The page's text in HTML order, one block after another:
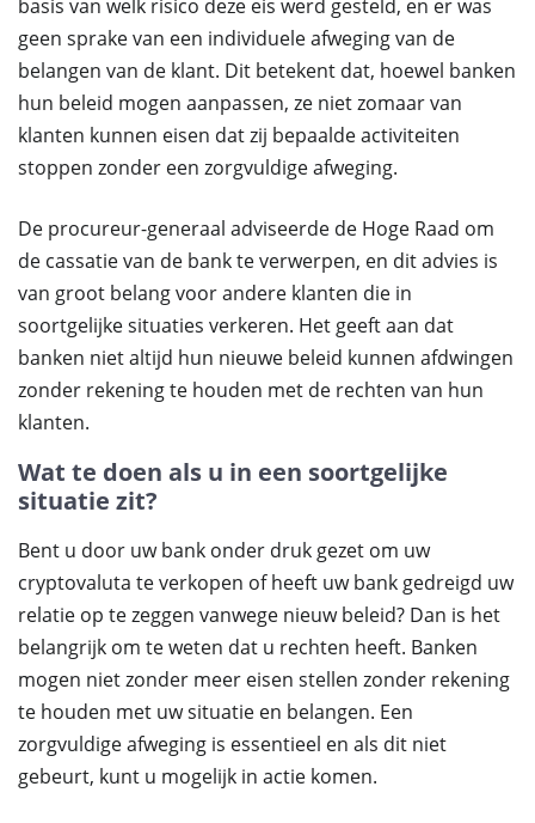
basis van welk risico deze eis werd gesteld, en er was
geen sprake van een individuele afweging van de
belangen van de klant. Dit betekent dat, hoewel banken
hun beleid mogen aanpassen, ze niet zomaar van
klanten kunnen eisen dat zij bepaalde activiteiten
stoppen zonder een zorgvuldige afweging.
De procureur-generaal adviseerde de Hoge Raad om
de cassatie van de bank te verwerpen, en dit advies is
van groot belang voor andere klanten die in
soortgelijke situaties verkeren. Het geeft aan dat
banken niet altijd hun nieuwe beleid kunnen afdwingen
zonder rekening te houden met de rechten van hun
klanten.
Wat te doen als u in een soortgelijke
situatie zit?
Bent u door uw bank onder druk gezet om uw
cryptovaluta te verkopen of heeft uw bank gedreigd uw
relatie op te zeggen vanwege nieuw beleid? Dan is het
belangrijk om te weten dat u rechten heeft. Banken
mogen niet zonder meer eisen stellen zonder rekening
te houden met uw situatie en belangen. Een
zorgvuldige afweging is essentieel en als dit niet
gebeurt, kunt u mogelijk in actie komen.